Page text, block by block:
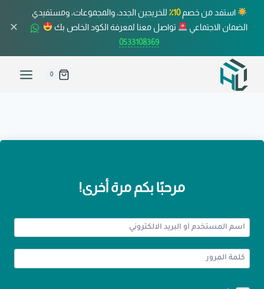
استفد من خصم10٪
للخريجين الجدد، والمجموعات، ومستفيدي
الضمان الاجتماعي
تواصل معنا لمعرفة الكود الخاص بك
0533108369
✕
0
مرحبًا بكم مرة أخرى!